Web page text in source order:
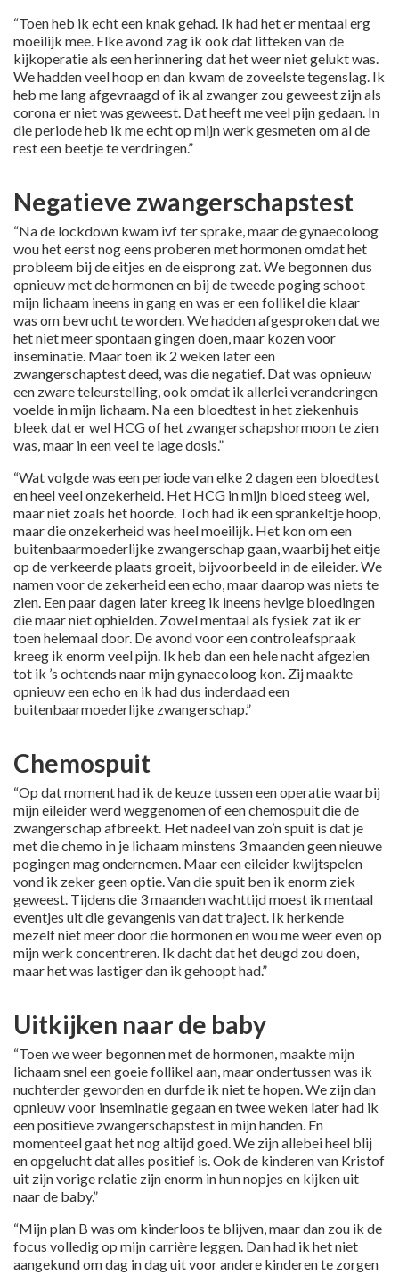
“Toen heb ik echt een knak gehad. Ik had het er mentaal erg
moeilijk mee. Elke avond zag ik ook dat litteken van de
kijkoperatie als een herinnering dat het weer niet gelukt was.
We hadden veel hoop en dan kwam de zoveelste tegenslag. Ik
heb me lang afgevraagd of ik al zwanger zou geweest zijn als
corona er niet was geweest. Dat heeft me veel pijn gedaan. In
die periode heb ik me echt op mijn werk gesmeten om al de
rest een beetje te verdringen.”
Negatieve zwangerschapstest
“Na de lockdown kwam ivf ter sprake, maar de gynaecoloog
wou het eerst nog eens proberen met hormonen omdat het
probleem bij de eitjes en de eisprong zat. We begonnen dus
opnieuw met de hormonen en bij de tweede poging schoot
mijn lichaam ineens in gang en was er een follikel die klaar
was om bevrucht te worden. We hadden afgesproken dat we
het niet meer spontaan gingen doen, maar kozen voor
inseminatie. Maar toen ik 2 weken later een
zwangerschaptest deed, was die negatief. Dat was opnieuw
een zware teleurstelling, ook omdat ik allerlei veranderingen
voelde in mijn lichaam. Na een bloedtest in het ziekenhuis
bleek dat er wel HCG of het zwangerschapshormoon te zien
was, maar in een veel te lage dosis.”
“Wat volgde was een periode van elke 2 dagen een bloedtest
en heel veel onzekerheid. Het HCG in mijn bloed steeg wel,
maar niet zoals het hoorde. Toch had ik een sprankeltje hoop,
maar die onzekerheid was heel moeilijk. Het kon om een
buitenbaarmoederlijke zwangerschap gaan, waarbij het eitje
op de verkeerde plaats groeit, bijvoorbeeld in de eileider. We
namen voor de zekerheid een echo, maar daarop was niets te
zien. Een paar dagen later kreeg ik ineens hevige bloedingen
die maar niet ophielden. Zowel mentaal als fysiek zat ik er
toen helemaal door. De avond voor een controleafspraak
kreeg ik enorm veel pijn. Ik heb dan een hele nacht afgezien
tot ik ’s ochtends naar mijn gynaecoloog kon. Zij maakte
opnieuw een echo en ik had dus inderdaad een
buitenbaarmoederlijke zwangerschap.”
Chemospuit
“Op dat moment had ik de keuze tussen een operatie waarbij
mijn eileider werd weggenomen of een chemospuit die de
zwangerschap afbreekt. Het nadeel van zo’n spuit is dat je
met die chemo in je lichaam minstens 3 maanden geen nieuwe
pogingen mag ondernemen. Maar een eileider kwijtspelen
vond ik zeker geen optie. Van die spuit ben ik enorm ziek
geweest. Tijdens die 3 maanden wachttijd moest ik mentaal
eventjes uit die gevangenis van dat traject. Ik herkende
mezelf niet meer door die hormonen en wou me weer even op
mijn werk concentreren. Ik dacht dat het deugd zou doen,
maar het was lastiger dan ik gehoopt had.”
Uitkijken naar de baby
“Toen we weer begonnen met de hormonen, maakte mijn
lichaam snel een goeie follikel aan, maar ondertussen was ik
nuchterder geworden en durfde ik niet te hopen. We zijn dan
opnieuw voor inseminatie gegaan en twee weken later had ik
een positieve zwangerschapstest in mijn handen. En
momenteel gaat het nog altijd goed. We zijn allebei heel blij
en opgelucht dat alles positief is. Ook de kinderen van Kristof
uit zijn vorige relatie zijn enorm in hun nopjes en kijken uit
naar de baby.”
“Mijn plan B was om kinderloos te blijven, maar dan zou ik de
focus volledig op mijn carrière leggen. Dan had ik het niet
aangekund om dag in dag uit voor andere kinderen te zorgen